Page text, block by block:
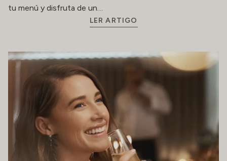
tu menú y disfruta de un…
LER ARTIGO